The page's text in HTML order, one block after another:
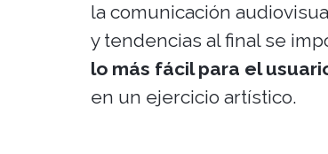
la comunicación
y tendencias al final se
lo más fácil para el
en un ejercicio artístico.